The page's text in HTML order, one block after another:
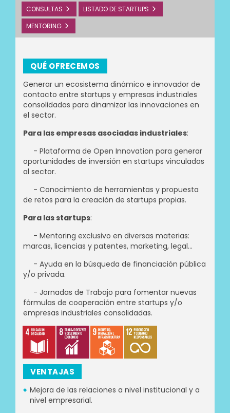
CONSULTAS
LISTADO DE STARTUPS
MENTORING
QUÉ OFRECEMOS
Generar un ecosistema dinámico e innovador de
contacto entre startups y empresas industriales
consolidadas para dinamizar las innovaciones en
el sector.
Para las empresas asociadas industriales:
- Plataforma de Open Innovation para generar
oportunidades de inversión en startups vinculadas
al sector.
- Conocimiento de herramientas y propuesta
de retos para la creación de startups propias.
Para las startups:
- Mentoring exclusivo en diversas materias:
marcas, licencias y patentes, marketing, legal...
- Ayuda en la búsqueda de financiación pública
y/o privada.
- Jornadas de Trabajo para fomentar nuevas
fórmulas de cooperación entre startups y/o
empresas industriales consolidadas.
VENTAJAS
Mejora de las relaciones a nivel institucional y a
nivel empresarial.